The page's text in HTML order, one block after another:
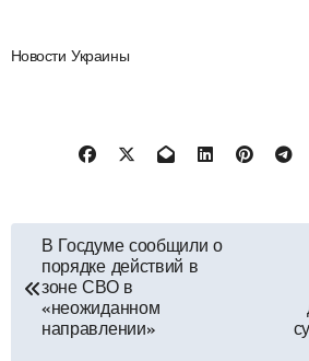
Новости Украины
Навигация
по
записям
В Госдуме сообщили о
порядке действий в
зоне СВО в
«неожиданном
направлении»